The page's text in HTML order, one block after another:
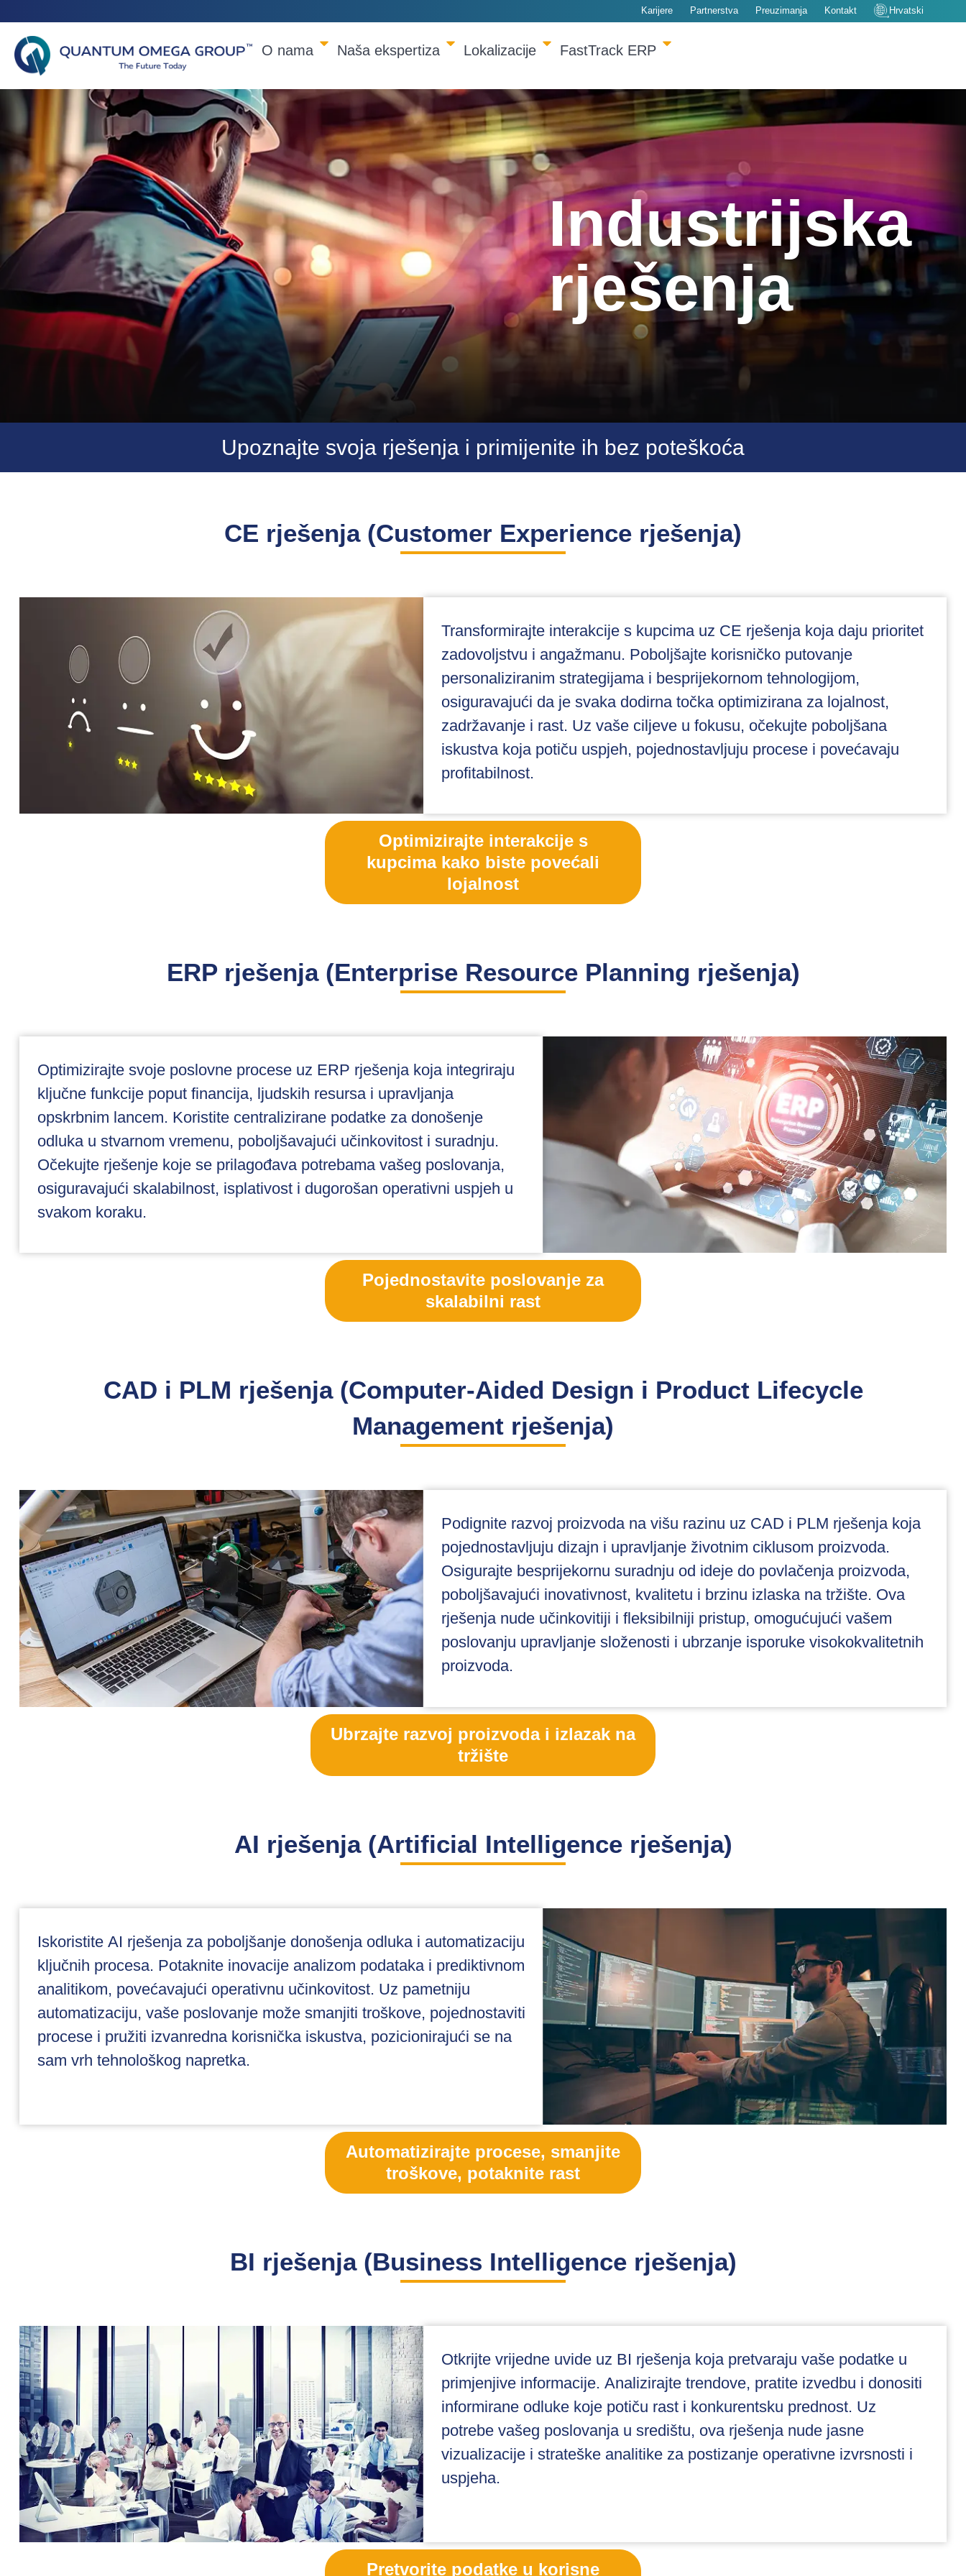
Karijere Partnerstva Preuzimanja Kontakt Hrvatski
O nama Naša ekspertiza Lokalizacije FastTrack ERP
Industrijska
rješenja
Upoznajte svoja rješenja i primijenite ih bez poteškoća
CE rješenja (Customer Experience rješenja)
Transformirajte interakcije s kupcima uz CE rješenja koja daju prioritet
zadovoljstvu i angažmanu. Poboljšajte korisničko putovanje
personaliziranim strategijama i besprijekornom tehnologijom,
osiguravajući da je svaka dodirna točka optimizirana za lojalnost,
zadržavanje i rast. Uz vaše ciljeve u fokusu, očekujte poboljšana
iskustva koja potiču uspjeh, pojednostavljuju procese i povećavaju
profitabilnost.
Optimizirajte interakcije s
kupcima kako biste povećali
lojalnost
ERP rješenja (Enterprise Resource Planning rješenja)
Optimizirajte svoje poslovne procese uz ERP rješenja koja integriraju
ključne funkcije poput financija, ljudskih resursa i upravljanja
opskrbnim lancem. Koristite centralizirane podatke za donošenje
odluka u stvarnom vremenu, poboljšavajući učinkovitost i suradnju.
Očekujte rješenje koje se prilagođava potrebama vašeg poslovanja,
osiguravajući skalabilnost, isplativost i dugorošan operativni uspjeh u
svakom koraku.
Pojednostavite poslovanje za
skalabilni rast
CAD i PLM rješenja (Computer-Aided Design i Product Lifecycle
Management rješenja)
Podignite razvoj proizvoda na višu razinu uz CAD i PLM rješenja koja
pojednostavljuju dizajn i upravljanje životnim ciklusom proizvoda.
Osigurajte besprijekornu suradnju od ideje do povlačenja proizvoda,
poboljšavajući inovativnost, kvalitetu i brzinu izlaska na tržište. Ova
rješenja nude učinkovitiji i fleksibilniji pristup, omogućujući vašem
poslovanju upravljanje složenosti i ubrzanje isporuke visokokvalitetnih
proizvoda.
Ubrzajte razvoj proizvoda i izlazak na
tržište
AI rješenja (Artificial Intelligence rješenja)
Iskoristite AI rješenja za poboljšanje donošenja odluka i automatizaciju
ključnih procesa. Potaknite inovacije analizom podataka i prediktivnom
analitikom, povećavajući operativnu učinkovitost. Uz pametniju
automatizaciju, vaše poslovanje može smanjiti troškove, pojednostaviti
procese i pružiti izvanredna korisnička iskustva, pozicionirajući se na
sam vrh tehnološkog napretka.
Automatizirajte procese, smanjite
troškove, potaknite rast
BI rješenja (Business Intelligence rješenja)
Otkrijte vrijedne uvide uz BI rješenja koja pretvaraju vaše podatke u
primjenjive informacije. Analizirajte trendove, pratite izvedbu i donositi
informirane odluke koje potiču rast i konkurentsku prednost. Uz
potrebe vašeg poslovanja u središtu, ova rješenja nude jasne
vizualizacije i strateške analitike za postizanje operativne izvrsnosti i
uspjeha.
Pretvorite podatke u korisne